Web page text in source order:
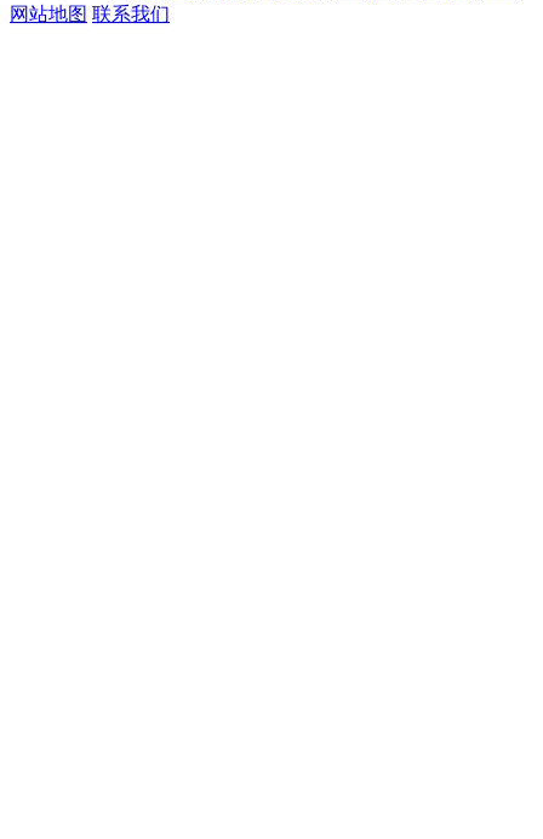
网站地图 联系我们